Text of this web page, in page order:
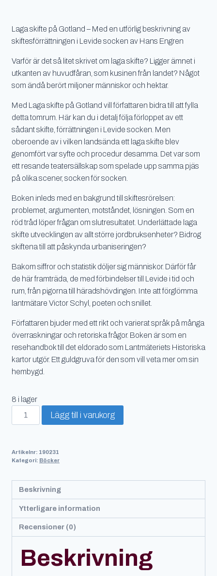
Laga skifte på Gotland – Med en utförlig beskrivning av
skiftesförrättningen i Levide socken av Hans Engren
Varför är det så litet skrivet om laga skifte? Ligger ämnet i
utkanten av huvudfåran, som kusinen från landet? Något
som ändå berört miljoner människor och hektar.
Med Laga skifte på Gotland vill författaren bidra till att fylla
detta tomrum. Här kan du i detalj följa förloppet av ett
sådant skifte, förrättningen i Levide socken. Men
oberoende av i vilken landsända ett laga skifte blev
genomfört var syfte och procedur desamma. Det var som
ett resande teatersällskap som spelade upp samma pjäs
på olika scener, socken för socken.
Boken inleds med en bakgrund till skiftesrörelsen:
problemet, argumenten, motståndet, lösningen. Som en
röd tråd löper frågan om slutresultatet. Underlättade laga
skifte utvecklingen av allt större jordbruksenheter? Bidrog
skiftena till att påskynda urbaniseringen?
Bakom siffror och statistik döljer sig människor. Därför får
de här framträda, de med förbindelser till Levide i tid och
rum, från pigorna till häradshövdingen. Inte att förglömma
lantmätare Victor Schyl, poeten och snillet.
Författaren bjuder med ett rikt och varierat språk på många
överraskningar och retoriska frågor. Boken är som en
resehandbok till det eldorado som Lantmäteriets Historiska
kartor utgör. Ett guldgruva för den som vill veta mer om sin
hembygd.
8 i lager
Laga
skifte
mängd
Lägg till i varukorg
Artikelnr: 190231
Kategori: Böcker
Beskrivning
Ytterligare information
Recensioner (0)
Beskrivning